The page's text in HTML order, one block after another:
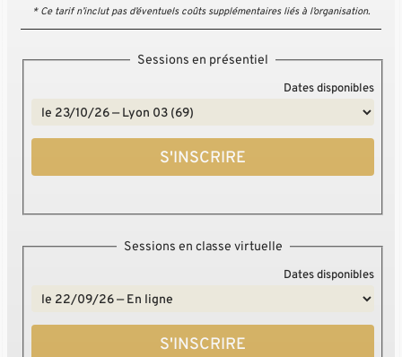
* Ce tarif n’inclut pas d’éventuels coûts supplémentaires liés à l’organisation.
Sessions en présentiel
Dates disponibles
S'INSCRIRE
Sessions en classe virtuelle
Dates disponibles
S'INSCRIRE